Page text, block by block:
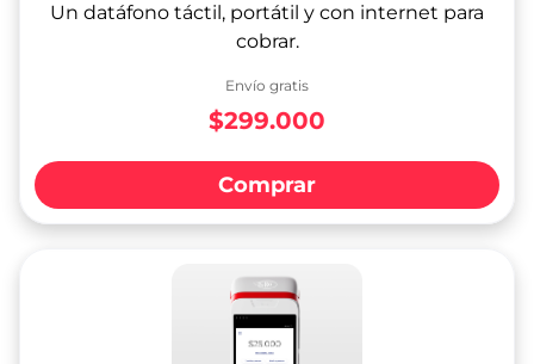
Un datáfono táctil, portátil y con internet para
cobrar.
Envío gratis
$299.000
Comprar